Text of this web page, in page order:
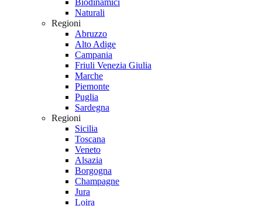
Biodinamici
Naturali
Regioni
Abruzzo
Alto Adige
Campania
Friuli Venezia Giulia
Marche
Piemonte
Puglia
Sardegna
Regioni
Sicilia
Toscana
Veneto
Alsazia
Borgogna
Champagne
Jura
Loira